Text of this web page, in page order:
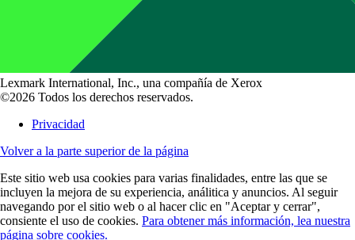
Lexmark International, Inc., una compañía de Xerox
©2026 Todos los derechos reservados.
Privacidad
Volver a la parte superior de la página
Este sitio web usa cookies para varias finalidades, entre las que se
incluyen la mejora de su experiencia, análitica y anuncios. Al seguir
navegando por el sitio web o al hacer clic en "Aceptar y cerrar",
consiente el uso de cookies. Para obtener más información, lea nuestra
página sobre cookies.